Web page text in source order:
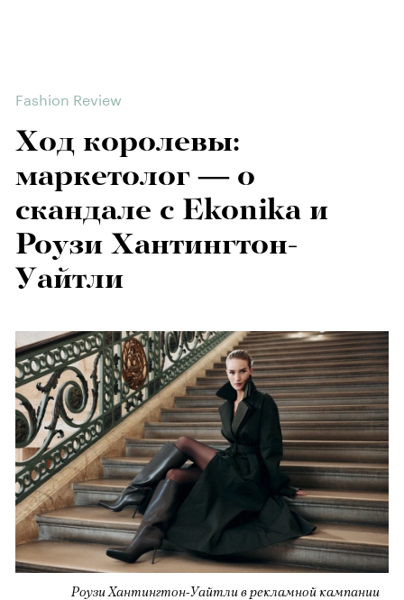
Fashion Review
Ход королевы:
маркетолог — о
скандале с Ekonika и
Роузи Хантингтон-
Уайтли
Роузи Хантингтон-Уайтли в рекламной кампании